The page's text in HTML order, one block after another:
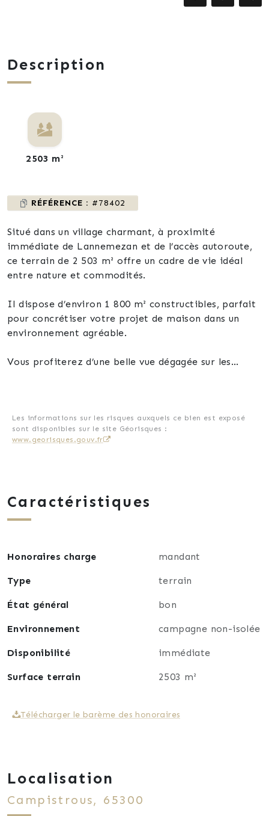
Description
2503 m²
RÉFÉRENCE : #78402
Situé dans un village charmant, à proximité
immédiate de Lannemezan et de l’accès autoroute,
ce terrain de 2 503 m² offre un cadre de vie idéal
entre nature et commodités.
Il dispose d’environ 1 800 m² constructibles, parfait
pour concrétiser votre projet de maison dans un
environnement agréable.
Vous profiterez d’une belle vue dégagée sur les
de vie vivant sans être isolé.
accessibilité et qualité de vie.
À découvrir rapidement !
organiser une visite.
Les informations sur les risques auxquels ce bien est exposé
sont disponibles sur le site Géorisques :
www.georisques.gouv.fr
Caractéristiques
Honoraires charge mandant
Type terrain
État général bon
Environnement campagne non-isolée
Disponibilité immédiate
Surface terrain 2503 m²
Télécharger le barème des honoraires
Localisation
Campistrous, 65300